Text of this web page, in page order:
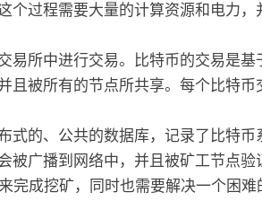
个过程需要大量的计算资源和电力
易所中进行交易。比特币的交易是基
被所有的节点所共享。每个比特币
式的、公共的数据库，记录了比特
被广播到网络中，并且被矿工节点验
完成挖矿，同时也需要解决一个困